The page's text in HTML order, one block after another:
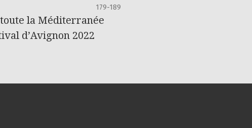
179-189
la Méditerranée
d’Avignon 2022